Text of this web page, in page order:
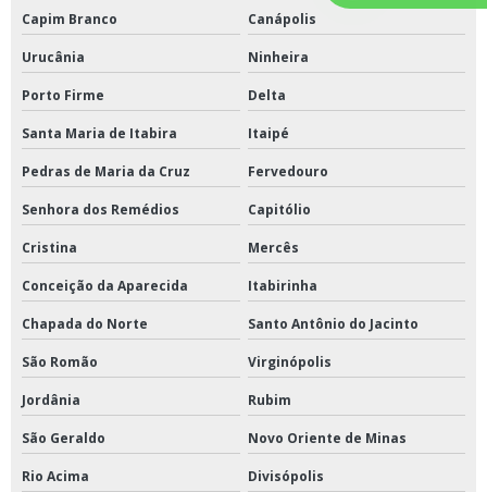
Capim Branco Canápolis
Urucânia Ninheira
Porto Firme Delta
Santa Maria de Itabira Itaipé
Pedras de Maria da Cruz Fervedouro
Senhora dos Remédios Capitólio
Cristina Mercês
Conceição da Aparecida Itabirinha
Chapada do Norte Santo Antônio do Jacinto
São Romão Virginópolis
Jordânia Rubim
São Geraldo Novo Oriente de Minas
Rio Acima Divisópolis